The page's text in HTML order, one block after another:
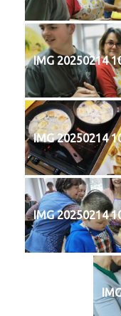
IMG 20250214
IMG 20250214
IMG 20250214